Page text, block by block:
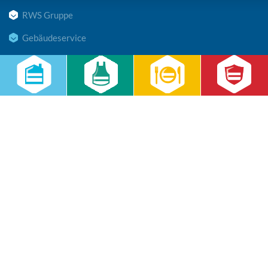
RWS Gruppe
Gebäudeservice
Hauswirtschaft
Cateringservice